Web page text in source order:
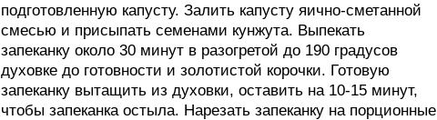
подготовленную капусту. Залить капусту яично-сметанной
смесью и присыпать семенами кунжута. Выпекать
запеканку около 30 минут в разогретой до 190 градусов
духовке до готовности и золотистой корочки. Готовую
запеканку вытащить из духовки, оставить на 10-15 минут,
чтобы запеканка остыла. Нарезать запеканку на порционные